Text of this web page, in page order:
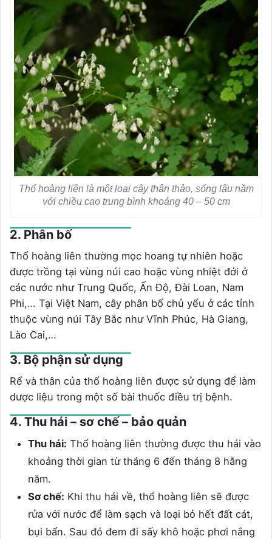
Thổ hoàng liên là một loại cây thân thảo, sống lâu năm
với chiều cao trung bình khoảng 40 – 50 cm
2. Phân bố
Thổ hoàng liên thường mọc hoang tự nhiên hoặc
được trồng tại vùng núi cao hoặc vùng nhiệt đới ở
các nước như Trung Quốc, Ấn Độ, Đài Loan, Nam
Phi,… Tại Việt Nam, cây phân bố chủ yếu ở các tỉnh
thuộc vùng núi Tây Bắc như Vĩnh Phúc, Hà Giang,
Lào Cai,…
3. Bộ phận sử dụng
Rể và thân của thổ hoàng liên được sử dụng để làm
dược liệu trong một số bài thuốc điều trị bệnh.
4. Thu hái – sơ chế – bảo quản
Thu hái: Thổ hoàng liên thường được thu hái vào
khoảng thời gian từ tháng 6 đến tháng 8 hằng
năm.
Sơ chế: Khi thu hái về, thổ hoàng liên sẽ được
rửa với nước để làm sạch và loại bỏ hết đất cát,
bụi bẩn. Sau đó đem đi sấy khô hoặc phơi nắng